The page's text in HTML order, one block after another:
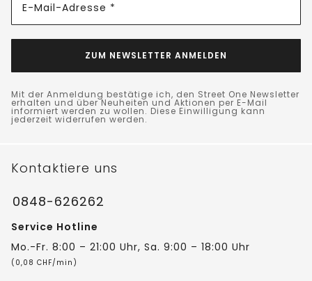
E-Mail-Adresse *
ZUM NEWSLETTER ANMELDEN
Mit der Anmeldung bestätige ich, den Street One Newsletter
erhalten und über Neuheiten und Aktionen per E-Mail
informiert werden zu wollen. Diese Einwilligung kann
jederzeit widerrufen werden.
Kontaktiere uns
0848-626262
Service Hotline
Mo.-Fr. 8:00 – 21:00 Uhr, Sa. 9:00 – 18:00 Uhr
(0,08 CHF/min)